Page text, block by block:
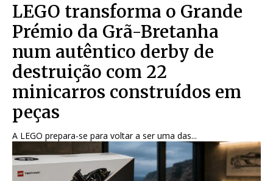
LEGO transforma o Grande
Prémio da Grã-Bretanha
num autêntico derby de
destruição com 22
minicarros construídos em
peças
A LEGO prepara-se para voltar a ser uma das...